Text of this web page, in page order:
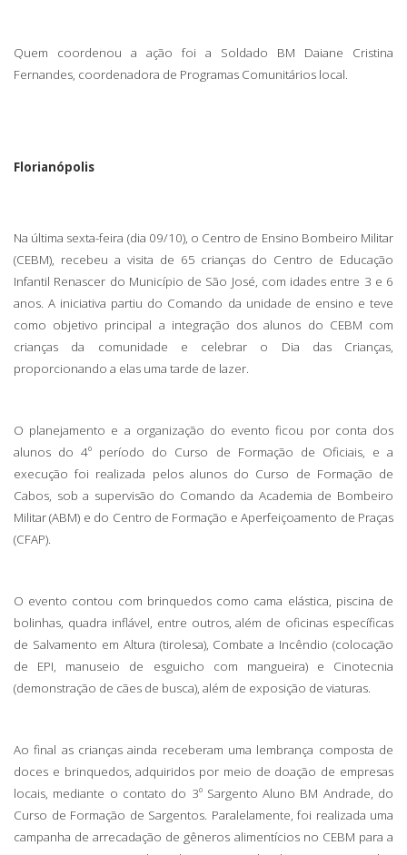
Quem coordenou a ação foi a Soldado BM Daiane Cristina
Fernandes, coordenadora de Programas Comunitários local.
Florianópolis
Na última sexta-feira (dia 09/10), o Centro de Ensino Bombeiro Militar
(CEBM), recebeu a visita de 65 crianças do Centro de Educação
Infantil Renascer do Município de São José, com idades entre 3 e 6
anos. A iniciativa partiu do Comando da unidade de ensino e teve
como objetivo principal a integração dos alunos do CEBM com
crianças da comunidade e celebrar o Dia das Crianças,
proporcionando a elas uma tarde de lazer.
O planejamento e a organização do evento ficou por conta dos
alunos do 4º período do Curso de Formação de Oficiais, e a
execução foi realizada pelos alunos do Curso de Formação de
Cabos, sob a supervisão do Comando da Academia de Bombeiro
Militar (ABM) e do Centro de Formação e Aperfeiçoamento de Praças
(CFAP).
O evento contou com brinquedos como cama elástica, piscina de
bolinhas, quadra inflável, entre outros, além de oficinas específicas
de Salvamento em Altura (tirolesa), Combate a Incêndio (colocação
de EPI, manuseio de esguicho com mangueira) e Cinotecnia
(demonstração de cães de busca), além de exposição de viaturas.
Ao final as crianças ainda receberam uma lembrança composta de
doces e brinquedos, adquiridos por meio de doação de empresas
locais, mediante o contato do 3º Sargento Aluno BM Andrade, do
Curso de Formação de Sargentos. Paralelamente, foi realizada uma
campanha de arrecadação de gêneros alimentícios no CEBM para a